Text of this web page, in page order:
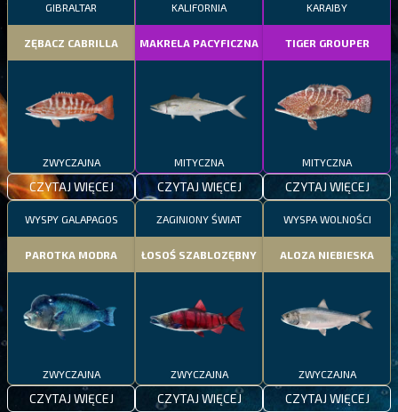
GIBRALTAR
ZĘBACZ CABRILLA
ZWYCZAJNA
CZYTAJ WIĘCEJ
KALIFORNIA
MAKRELA PACYFICZNA
MITYCZNA
CZYTAJ WIĘCEJ
KARAIBY
TIGER GROUPER
MITYCZNA
CZYTAJ WIĘCEJ
WYSPY GALAPAGOS
PAROTKA MODRA
ZWYCZAJNA
CZYTAJ WIĘCEJ
ZAGINIONY ŚWIAT
ŁOSOŚ SZABLOZĘBNY
ZWYCZAJNA
CZYTAJ WIĘCEJ
WYSPA WOLNOŚCI
ALOZA NIEBIESKA
ZWYCZAJNA
CZYTAJ WIĘCEJ